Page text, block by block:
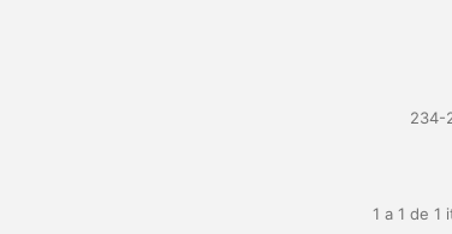
234-
1 a 1 de 1